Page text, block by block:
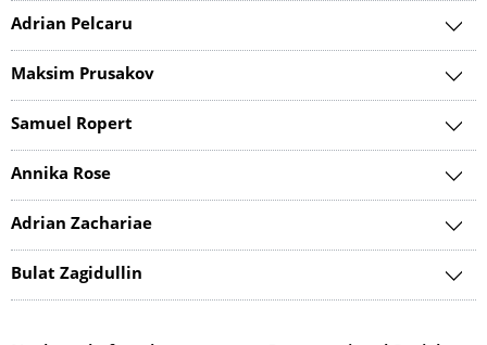
Adrian Pelcaru
Maksim Prusakov
Samuel Ropert
Annika Rose
Adrian Zachariae
Bulat Zagidullin